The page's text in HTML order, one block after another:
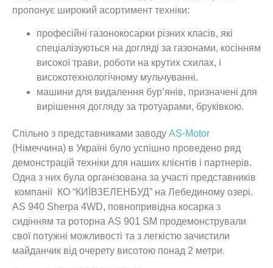
пропонує широкий асортимент техніки:
професійні газонокосарки різних класів, які
спеціалізуються на догляді за газонами, косінням
високої трави, роботи на крутих схилах, і
високотехнологічному мульчуванні.
машини для видалення бур’янів, призначені для
вирішення догляду за тротуарами, бруківкою.
Спільно з представниками заводу AS-Motor
(Німеччина) в Україні було успішно проведено ряд
демонстрацій техніки для наших клієнтів і партнерів.
Одна з них була організована за участі представників
компанії КО “КИЇВЗЕЛЕНБУД” на Лебединому озері.
AS 940 Sherpa 4WD, повнопривідна косарка з
сидінням та роторна AS 901 SM продемонстрували
свої потужні можливості та з легкістю зачистили
майданчик від очерету висотою понад 2 метри.